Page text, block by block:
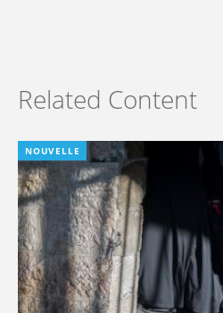
Related Content
NOUVELLE